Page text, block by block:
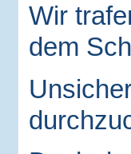
Wir
dem